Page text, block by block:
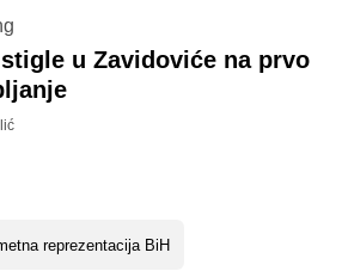
u Zavidoviće na prvo
reprezentacija BiH